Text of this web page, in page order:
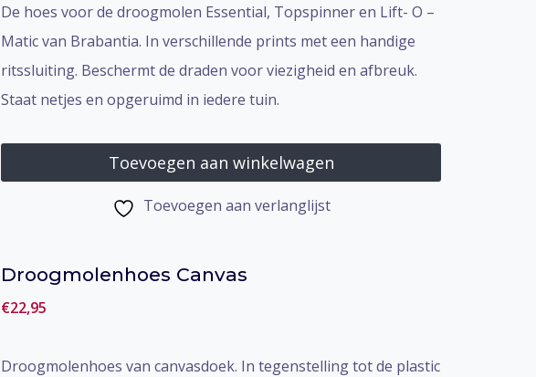
De hoes voor de droogmolen Essential, Topspinner en Lift- O –
Matic van Brabantia. In verschillende prints met een handige
ritssluiting. Beschermt de draden voor viezigheid en afbreuk.
Staat netjes en opgeruimd in iedere tuin.
Toevoegen aan winkelwagen
Toevoegen aan verlanglijst
Droogmolenhoes Canvas
€22,95
Droogmolenhoes van canvasdoek. In tegenstelling tot de plastic